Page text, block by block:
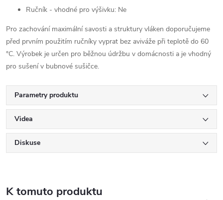
Ručník - vhodné pro výšivku: Ne
Pro zachování maximální savosti a struktury vláken doporučujeme
před prvním použitím ručníky vyprat bez aviváže při teplotě do 60
°C. Výrobek je určen pro běžnou údržbu v domácnosti a je vhodný
pro sušení v bubnové sušičce.
Parametry produktu
Videa
Diskuse
K tomuto produktu